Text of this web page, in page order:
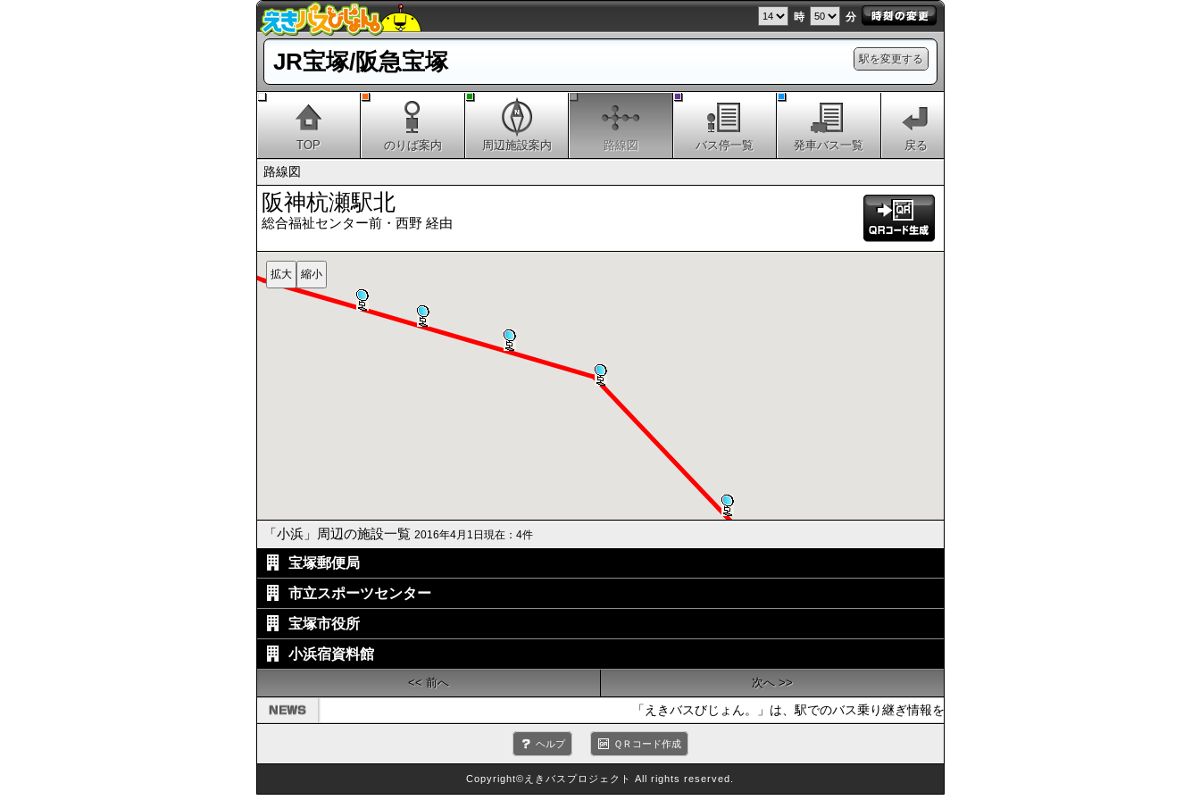
時 分
駅を変更する
JR宝塚/阪急宝塚
TOP のりば案内 周辺施設案内 路線図 バス停一覧 発車バス一覧 戻る
路線図
阪神杭瀬駅北
総合福祉センター前・西野 経由
「小浜」周辺の施設一覧 2016年4月1日現在：4件
宝塚郵便局
市立スポーツセンター
宝塚市役所
小浜宿資料館
<< 前へ 次へ >>
「えきバスびじょん。」は、駅でのバス乗り継ぎ情報を提供しています。おでかけの際は、公共交通
ヘルプ ＱＲコード作成
Copyright©えきバスプロジェクト All rights reserved.